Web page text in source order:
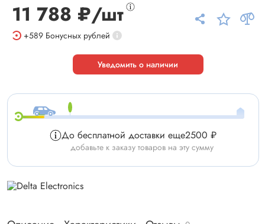
11 788 ₽/шт
+589 Бонусных рублей
Уведомить о наличии
До бесплатной доставки еще2500 ₽
добавьте к заказу товаров на эту сумму